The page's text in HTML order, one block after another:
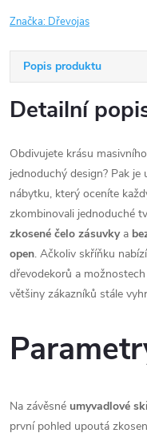
Značka: Dřevojas
Popis produktu
Detailní
Obdivujete krásu
jednoduchý design? Pak je
nábytku, který oceníte
zkombinovali jednoduché
zkosené čelo zásuvky a
open. Ačkoliv skříňku
dřevodekorů a
většiny zákazníků stále
Na závěsné umyvadlové
první pohled upoutá